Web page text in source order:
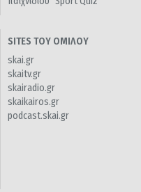
SITES ΤΟΥ ΟΜΙΛΟΥ
skai.gr
skaitv.gr
skairadio.gr
skaikairos.gr
podcast.skai.gr